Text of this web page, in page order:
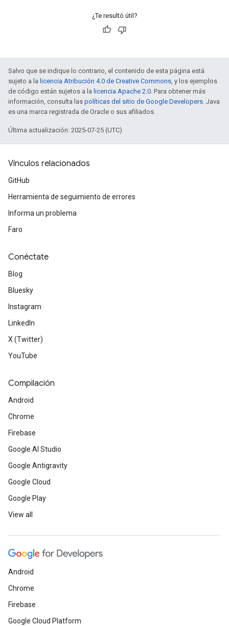
¿Te resultó útil?
Salvo que se indique lo contrario, el contenido de esta página está
sujeto a la licencia Atribución 4.0 de Creative Commons, y los ejemplos
de código están sujetos a la licencia Apache 2.0. Para obtener más
información, consulta las políticas del sitio de Google Developers. Java
es una marca registrada de Oracle o sus afiliados.
Última actualización: 2025-07-25 (UTC)
Vínculos relacionados
GitHub
Herramienta de seguimiento de errores
Informa un problema
Faro
Conéctate
Blog
Bluesky
Instagram
LinkedIn
X (Twitter)
YouTube
Compilación
Android
Chrome
Firebase
Google AI Studio
Google Antigravity
Google Cloud
Google Play
View all
Android
Chrome
Firebase
Google Cloud Platform